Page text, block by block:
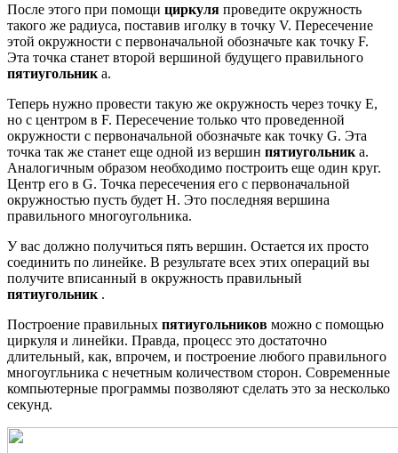
После этого при помощи циркуля проведите окружность
такого же радиуса, поставив иголку в точку V. Пересечение
этой окружности с первоначальной обозначьте как точку F.
Эта точка станет второй вершиной будущего правильного
пятиугольник а.
Теперь нужно провести такую же окружность через точку Е,
но с центром в F. Пересечение только что проведенной
окружности с первоначальной обозначьте как точку G. Эта
точка так же станет еще одной из вершин пятиугольник а.
Аналогичным образом необходимо построить еще один круг.
Центр его в G. Точка пересечения его с первоначальной
окружностью пусть будет H. Это последняя вершина
правильного многоугольника.
У вас должно получиться пять вершин. Остается их просто
соединить по линейке. В результате всех этих операций вы
получите вписанный в окружность правильный
пятиугольник .
Построение правильных пятиугольников можно с помощью
циркуля и линейки. Правда, процесс это достаточно
длительный, как, впрочем, и построение любого правильного
многоугльника с нечетным количеством сторон. Современные
компьютерные программы позволяют сделать это за несколько
секунд.